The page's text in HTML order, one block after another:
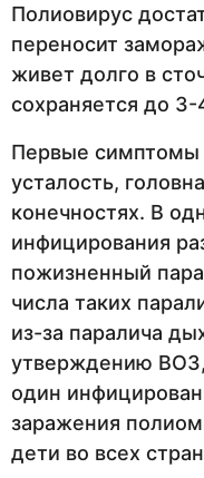
Полиовирус
переносит
живет долго в
сохраняется до
Первые симптомы
усталость,
конечностях. В
инфицирования
пожизненный
числа таких
из-за паралича
утверждению ВОЗ,
один
заражения
дети во всех